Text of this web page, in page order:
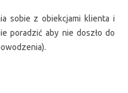
sobie z obiekcjami klienta i
poradzić aby nie doszło do